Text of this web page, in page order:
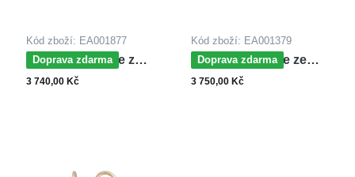
Kód zboží: EA001877
Doprava zdarma
MOISS náušnice z
bílého zlata
3 740,00 Kč
Kód zboží: EA001379
Doprava zdarma
MOISS náušnice ze
žlutého zlata
3 750,00 Kč